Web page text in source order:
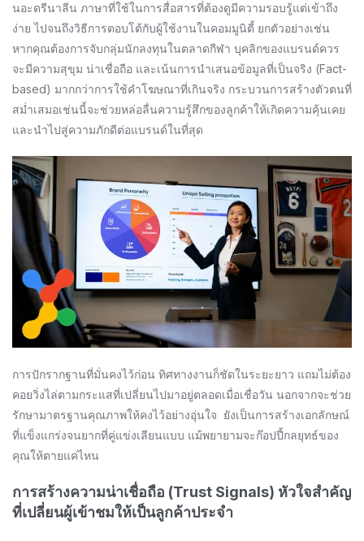
นอะดรีนาลีน ภาษาที่ใช้ในการสื่อสารที่ต้องดูมีความรอบรู้แต่เข้าถึง
ง่าย ไปจนถึงวิธีการตอบโต้กับผู้ใช้งานในคอมมูนิตี้ ยกตัวอย่างเช่น
หากคุณต้องการจับกลุ่มนักลงทุนในตลาดกีฬา บุคลิกของแบรนด์ควร
จะมีความสุขุม น่าเชื่อถือ และเน้นการนำเสนอข้อมูลที่เป็นจริง (Fact-
based) มากกว่าการใช้คำโฆษณาที่เกินจริง กระบวนการสร้างตัวตนที่
สม่ำเสมอเช่นนี้จะช่วยหล่อลื่นความรู้สึกของลูกค้าให้เกิดความคุ้นเคย
และนำไปสู่ความภักดีต่อแบรนด์ในที่สุด
การปักรากฐานที่มั่นคงไว้ก่อน ทิศทางงานก็ชัดในระยะยาว แถมไม่ต้อง
คอยวิ่งไล่ตามกระแสที่เปลี่ยนไปมาอยู่ตลอดเมื่อเชื่อวัน นอกจากจะช่วย
รักษามาตรฐานคุณภาพให้คงไว้อย่างอุ่นใจ ยังเป็นการสร้างเอกลักษณ์
ที่แข็งแกร่งจนยากที่คู่แข่งเลียนแบบ แม้พยายามจะก๊อปปี้กลยุทธ์ของ
คุณให้ตายแค่ไหน
การสร้างความน่าเชื่อถือ (Trust Signals) หัวใจสำคัญ
ที่เปลี่ยนผู้เข้าชมให้เป็นลูกค้าประจำ